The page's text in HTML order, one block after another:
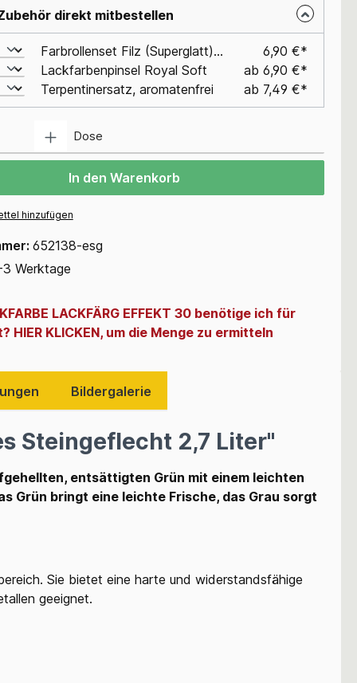
direkt mitbestellen
Farbrollenset Filz (Superglatt), 10cm, für Lackfarben
6,90 €*
Lackfarbenpinsel Royal Soft
ab 6,90 €*
Terpentinersatz, aromatenfrei
ab 7,49 €*
Dose
In den Warenkorb
hinzufügen
652138-esg
3 Werktage
LACKFÄRG EFFEKT 30 benötige ich für
HIER KLICKEN, um die Menge zu ermitteln
Bildergalerie
Steingeflecht 2,7 Liter"
entsättigten Grün mit einem leichten
Grün bringt eine leichte Frische, das Grau sorgt
Sie bietet eine harte und widerstandsfähige
geeignet.